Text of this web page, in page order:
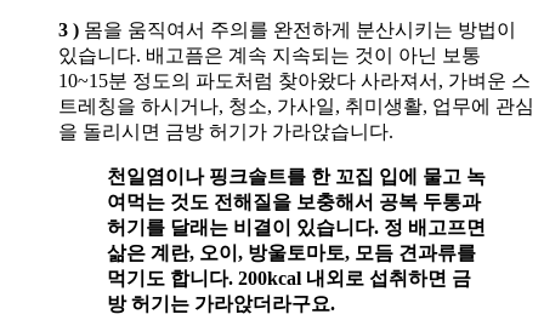
3 ) 몸을 움직여서 주의를 완전하게 분산시키는 방법이
있습니다. 배고픔은 계속 지속되는 것이 아닌 보통
10~15분 정도의 파도처럼 찾아왔다 사라져서, 가벼운 스
트레칭을 하시거나, 청소, 가사일, 취미생활, 업무에 관심
을 돌리시면 금방 허기가 가라앉습니다.
천일염이나 핑크솔트를 한 꼬집 입에 물고 녹
여먹는 것도 전해질을 보충해서 공복 두통과
허기를 달래는 비결이 있습니다. 정 배고프면
삶은 계란, 오이, 방울토마토, 모듬 견과류를
먹기도 합니다. 200kcal 내외로 섭취하면 금
방 허기는 가라앉더라구요.